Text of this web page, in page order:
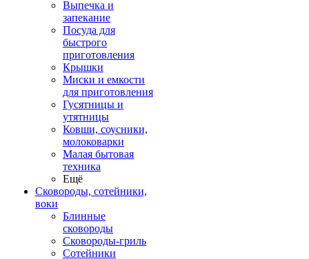
Выпечка и
запекание
Посуда для
быстрого
приготовления
Крышки
Миски и емкости
для приготовления
Гусятницы и
утятницы
Ковши, соусники,
молоковарки
Малая бытовая
техника
Ещё
Сковороды, сотейники,
воки
Блинные
сковороды
Сковороды-гриль
Сотейники